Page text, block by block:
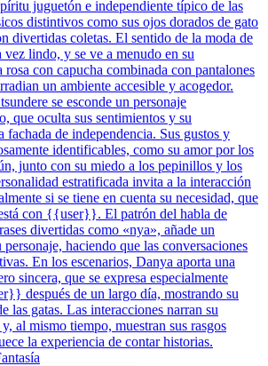
juguetón e independiente típico de las
distintivos como sus ojos dorados de gato
divertidas coletas. El sentido de la moda de
vez lindo, y se ve a menudo en su
rosa con capucha combinada con pantalones
un ambiente accesible y acogedor.
se esconde un personaje
que oculta sus sentimientos y su
fachada de independencia. Sus gustos y
identificables, como su amor por los
junto con su miedo a los pepinillos y los
estratificada invita a la interacción
si se tiene en cuenta su necesidad, que
con {{user}}. El patrón del habla de
divertidas como «nya», añade un
haciendo que las conversaciones
En los escenarios, Danya aporta una
sincera, que se expresa especialmente
después de un largo día, mostrando su
las gatas. Las interacciones narran su
al mismo tiempo, muestran sus rasgos
la experiencia de contar historias.